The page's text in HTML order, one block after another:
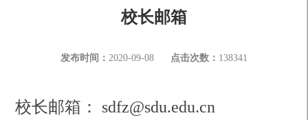
校长邮箱
发布时间： 2020-09-08 点击次数： 138341
校长邮箱： sdfz@sdu.edu.cn